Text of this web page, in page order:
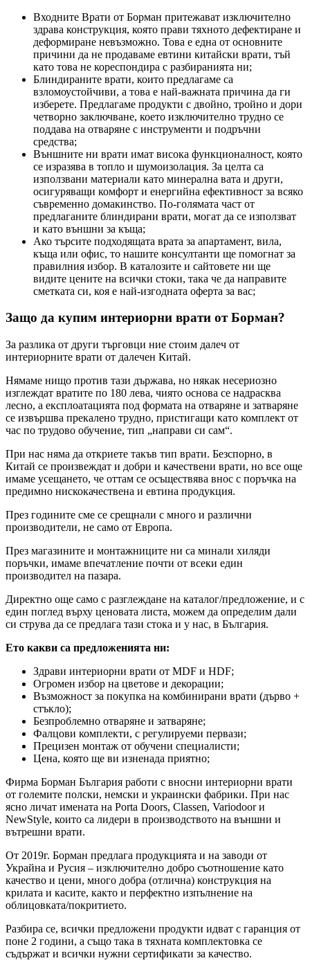
Входните Врати от Борман притежават изключително
здрава конструкция, която прави тяхното дефектиране и
деформиране невъзможно. Това е една от основните
причини да не продаваме евтини китайски врати, тъй
като това не кореспондира с разбиранията ни;
Блиндираните врати, които предлагаме са
взломоустойчиви, а това е най-важната причина да ги
изберете. Предлагаме продукти с двойно, тройно и дори
четворно заключване, което изключително трудно се
поддава на отваряне с инструменти и подръчни
средства;
Външните ни врати имат висока функционалност, която
се изразява в топло и шумоизолация. За целта са
използвани материали като минерална вата и други,
осигуряващи комфорт и енергийна ефективност за всяко
съвременно домакинство. По-голямата част от
предлаганите блиндирани врати, могат да се използват
и като външни за къща;
Ако търсите подходящата врата за апартамент, вила,
къща или офис, то нашите консултанти ще помогнат за
правилния избор. В каталозите и сайтовете ни ще
видите цените на всички стоки, така че да направите
сметката си, коя е най-изгодната оферта за вас;
Защо да купим интериорни врати от Борман?
За разлика от други търговци ние стоим далеч от
интериорните врати от далечен Китай.
Нямаме нищо против тази държава, но някак несериозно
изглеждат вратите по 180 лева, чиято основа се надрасква
лесно, а експлоатацията под формата на отваряне и затваряне
се извършва прекалено трудно, пристигащи като комплект от
час по трудово обучение, тип „направи си сам“.
При нас няма да откриете такъв тип врати. Безспорно, в
Китай се произвеждат и добри и качествени врати, но все още
имаме усещането, че оттам се осъществява внос с поръчка на
предимно нискокачествена и евтина продукция.
През годините сме се срещнали с много и различни
производители, не само от Европа.
През магазините и монтажниците ни са минали хиляди
поръчки, имаме впечатление почти от всеки един
производител на пазара.
Директно още само с разглеждане на каталог/предложение, и с
един поглед върху ценовата листа, можем да определим дали
си струва да се предлага тази стока и у нас, в България.
Ето какви са предложенията ни:
Здрави интериорни врати от MDF и HDF;
Огромен избор на цветове и декорации;
Възможност за покупка на комбинирани врати (дърво +
стъкло);
Безпроблемно отваряне и затваряне;
Фалцови комплекти, с регулируеми первази;
Прецизен монтаж от обучени специалисти;
Цена, която ще ви изненада приятно;
Фирма Борман България работи с вносни интериорни врати
от големите полски, немски и украински фабрики. При нас
ясно личат имената на Porta Doors, Classen, Variodoor и
NewStyle, които са лидери в производството на външни и
вътрешни врати.
От 2019г. Борман предлага продукцията и на заводи от
Украйна и Русия – изключително добро съотношение като
качество и цени, много добра (отлична) конструкция на
крилата и касите, както и перфектно изпълнение на
облицовката/покритието.
Разбира се, всички предложени продукти идват с гаранция от
поне 2 години, а също така в тяхната комплектовка се
съдържат и всички нужни сертификати за качество.